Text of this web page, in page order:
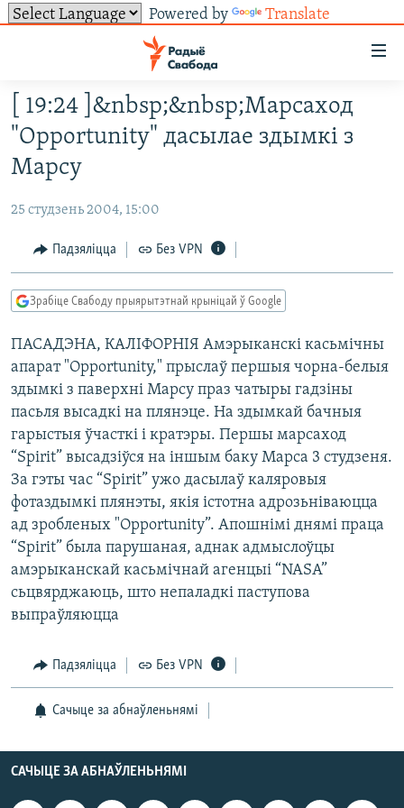
Powered by Translate
ўнівэрсальнага
доступу
Перайсьці
галоўнага
Перайсьці
галоўнай
Перайсьці
пошуку
НАВІНЫ
УСЕ НАВІНЫ
ВІДЭА І ФОТА
ЛЮДЗІ
ПАЛІТЫКА
ВАЙНА
БЕЛАРУСЫ НА ВАЙНЕ
ПАЛІТВЯЗЬНІ
КУЛЬТУРА
КАЛЯНДАР
ТОЛЬКІ НА СВАБОДЗЕ
ТЭСТЫ
БЛОГІ
ГІСТОРЫЯ НА СВАБОДЗЕ
КНІГІ
АЎДЫЁКНІГІ
PREMIUM
МОВА
НА ХВАЛЯХ СВАБОДЫ
СУВЯЗЬ
АБЫСЬЦІ БЛЯКАВАНЬНЕ
ПАДЗЯЛІЦЦА ІНФАРМАЦЫЯЙ
ПАДПІСАЦЦА
RSS
FACEBOOK
TWITTER
Усе сайты РС/РСЭ
[ 19:24 ]&nbsp;&nbsp;Марсаход
"Opportunity" дасылае здымкі з
Марсу
25 студзень 2004, 15:00
Падзяліцца Без VPN
Зрабіце Свабоду прыярытэтнай крыніцай ў Google
ПАСАДЭНА, КАЛІФОРНІЯ Амэрыканскі касьмічны
апарат "Opportunity," прыслаў першыя чорна-белыя
здымкі з паверхні Марсу праз чатыры гадзіны
пасьля высадкі на плянэце. На здымкай бачныя
гарыстыя ўчасткі і кратэры. Першы марсаход
“Spirit” высадзіўся на іншым баку Марса 3 студзеня.
За гэты час “Spirit” ужо дасылаў каляровыя
фотаздымкі плянэты, якія істотна адрозьніваюцца
ад зробленых "Opportunity”. Апошнімі днямі праца
“Spirit” была парушаная, аднак адмыслоўцы
амэрыканскай касьмічнай агенцыі “NASA”
сьцвярджаюць, што непаладкі паступова
выпраўляюцца
Падзяліцца Без VPN
Сачыце за абнаўленьнямі
САЧЫЦЕ ЗА АБНАЎЛЕНЬНЯМІ